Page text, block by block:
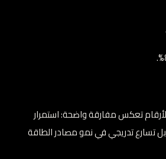
تعكس مفارقة واضحة: استمرار
تسارع تدريجي في نمو مصادر الطاقة